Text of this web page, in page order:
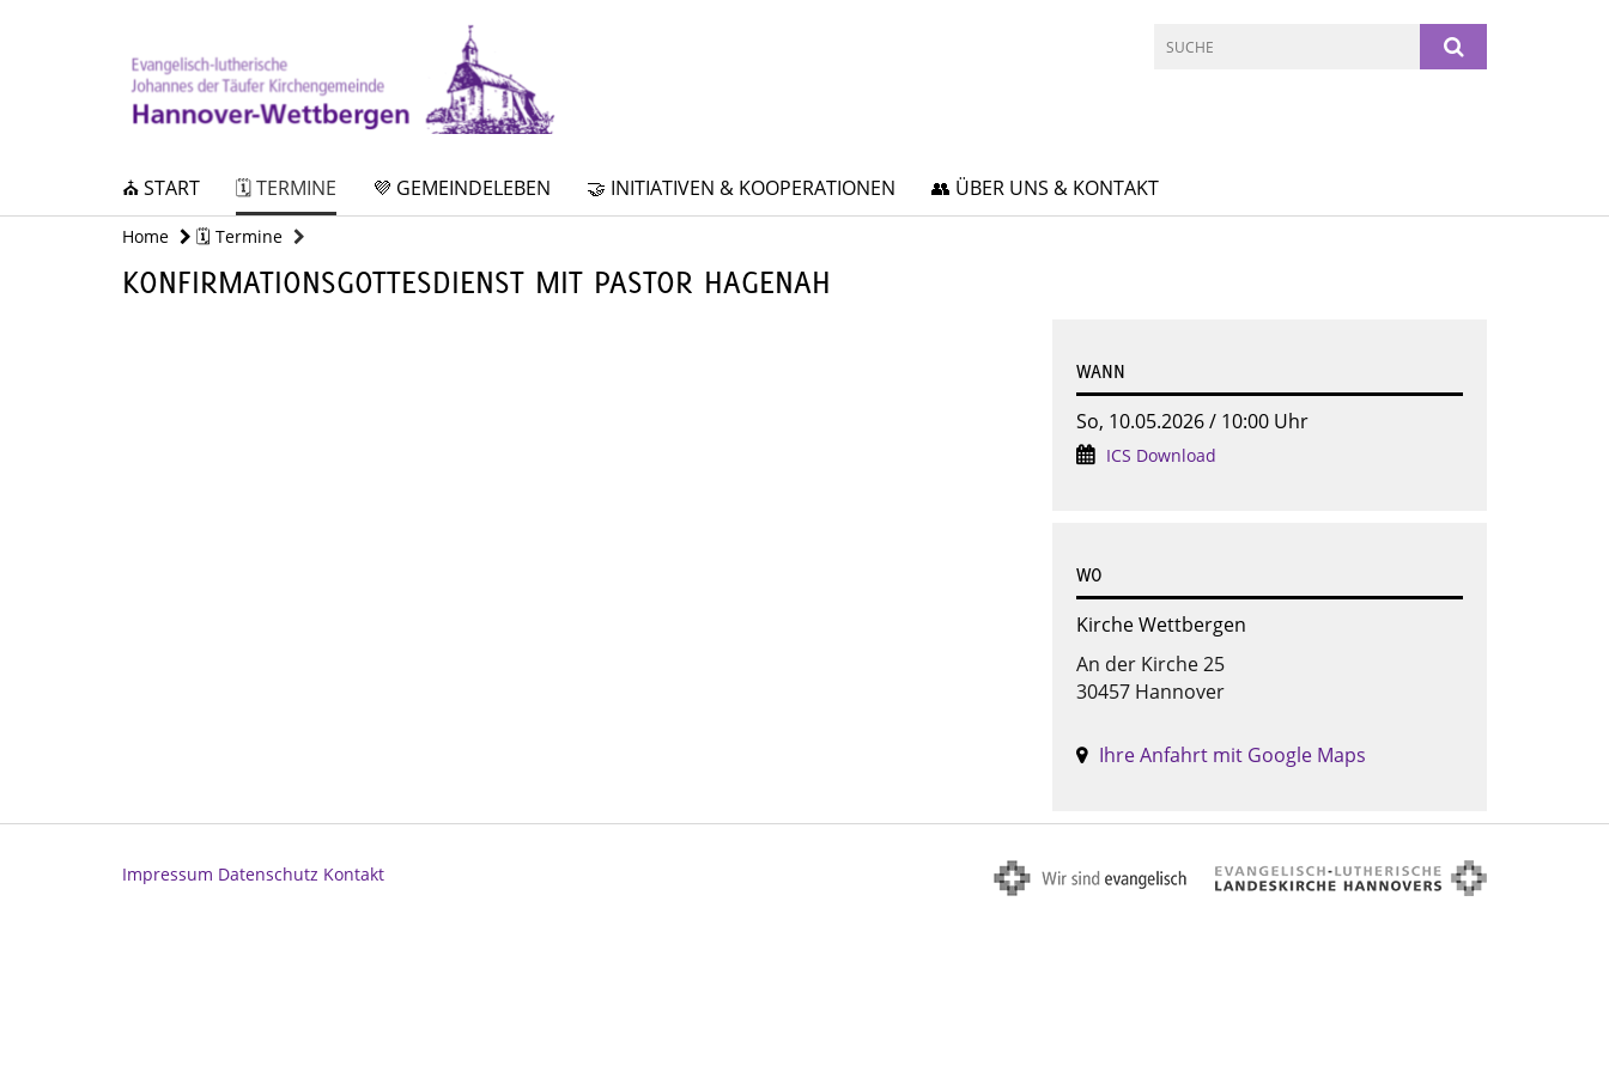
⛪ START 🗓️ TERMINE 💜 GEMEINDELEBEN 🤝 INITIATIVEN & KOOPERATIONEN 👥 ÜBER UNS & KONTAKT
Home 🗓️ Termine
KONFIRMATIONSGOTTESDIENST MIT PASTOR HAGENAH
WANN
So, 10.05.2026 / 10:00 Uhr
ICS Download
WO
Kirche Wettbergen
An der Kirche 25
30457 Hannover
Ihre Anfahrt mit Google Maps
Impressum Datenschutz Kontakt